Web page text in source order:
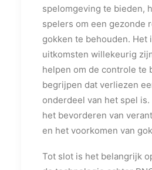
spelomgeving te bieden,
spelers om een gezonde
gokken te behouden. Het
uitkomsten willekeurig
helpen om de controle te
begrijpen dat verliezen
onderdeel van het spel
het bevorderen van
en het voorkomen van
Tot slot is het belangrijk